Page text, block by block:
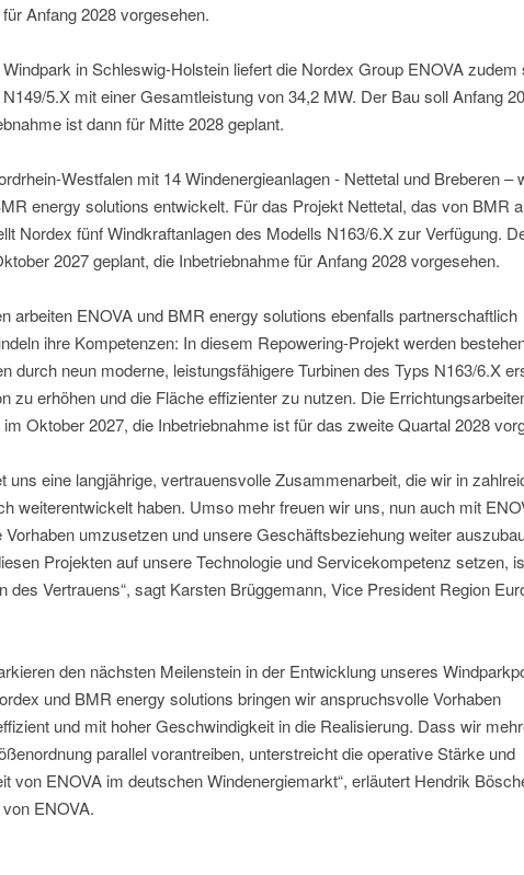
Anfang 2028 vorgesehen.
in Schleswig-Holstein liefert die Nordex Group ENOVA zudem
5.X mit einer Gesamtleistung von 34,2 MW. Der Bau soll Anfang
ist dann für Mitte 2028 geplant.
Westfalen mit 14 Windenergieanlagen - Nettetal und Breberen –
energy solutions entwickelt. Für das Projekt Nettetal, das von BMR
Nordex fünf Windkraftanlagen des Modells N163/6.X zur Verfügung.
2027 geplant, die Inbetriebnahme für Anfang 2028 vorgesehen.
arbeiten ENOVA und BMR energy solutions ebenfalls partnerschaftlich
ihre Kompetenzen: In diesem Repowering-Projekt werden
durch neun moderne, leistungsfähigere Turbinen des Typs N163/6.X
zu erhöhen und die Fläche effizienter zu nutzen. Die
Oktober 2027, die Inbetriebnahme ist für das zweite Quartal 2028
uns eine langjährige, vertrauensvolle Zusammenarbeit, die wir in
weiterentwickelt haben. Umso mehr freuen wir uns, nun auch mit
umzusetzen und unsere Geschäftsbeziehung weiter
Projekten auf unsere Technologie und Servicekompetenz setzen,
des Vertrauens“, sagt Karsten Brüggemann, Vice President Region
den nächsten Meilenstein in der Entwicklung unseres
und BMR energy solutions bringen wir anspruchsvolle Vorhaben
und mit hoher Geschwindigkeit in die Realisierung. Dass wir
parallel vorantreiben, unterstreicht die operative Stärke und
von ENOVA im deutschen Windenergiemarkt“, erläutert Hendrik
ENOVA.